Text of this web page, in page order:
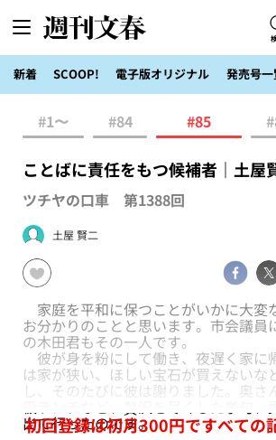
新着 SCOOP! 電子版オリジナル 発売号一
#1〜 #84 #85
ことばに責任をもつ候補者｜土屋
ツチヤの口車 第1388回
土屋 賢二
家庭を平和に保つことがいかに大変
お分かりのことと思います。市会議員
の木田君もその一人です。
彼が身を粉にして働き、夜遅く家に
は家が狭い、ほしい宝石が買えないな
し、そのたびに彼は謝りました。奥さ
出て行ったのです。
初回登録は初月300円ですべての